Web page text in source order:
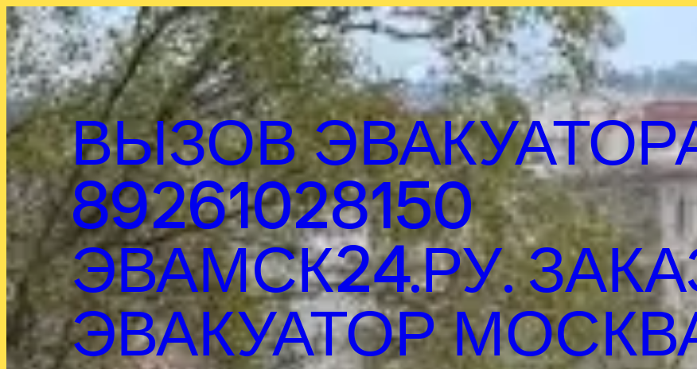
Перейти
к
содержимому
ВЫЗОВ
89261028150
ЭВАМСК24.РУ.
ЭВАКУАТОР